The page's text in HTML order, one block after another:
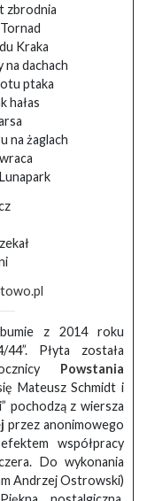
zbrodnia
Kraka
na dachach
ptaka
hałas
na żaglach
z 2014 roku
Płyta została
Powstania
Mateusz Schmidt i
pochodzą z wiersza
przez anonimowego
współpracy
Do wykonania
Andrzej Ostrowski)